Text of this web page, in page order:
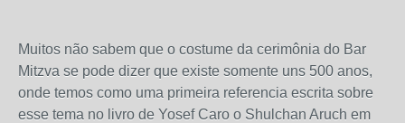
Muitos não sabem que o costume da cerimônia do Bar
Mitzva se pode dizer que existe somente uns 500 anos,
onde temos como uma primeira referencia escrita sobre
esse tema no livro de Yosef Caro o Shulchan Aruch em